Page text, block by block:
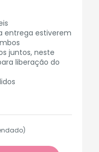
entrega estiverem
juntos, neste
liberação do